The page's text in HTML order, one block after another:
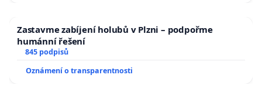
Zastavme zabíjení holubů v Plzni – podpořme
humánní řešení
845 podpisů
Oznámení o transparentnosti